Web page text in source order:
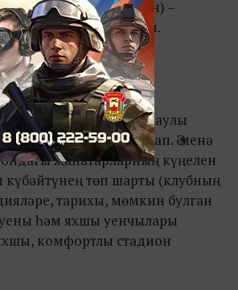
үстерү максатыннан) –
итүнең төп шарты.
яңа илләрдәге
итү – шактый катлаулы
нечкәлекләре бихисап. Ә менә
җанатарларның күңелен
күбәйтүнең төп шарты (клубның
тарихы, мөмкин булган
һәм яхшы уенчылары
комфортлы стадион